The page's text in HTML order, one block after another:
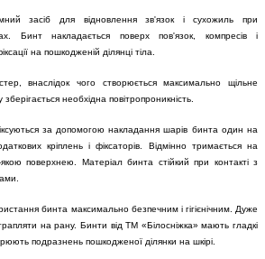
засіб для відновлення зв'язок і сухожиль при
Бинт накладається поверх пов'язок, компресів і
на пошкодженій ділянці тіла.
внаслідок чого створюється максимально щільне
необхідна повітропроникність.
за допомогою накладання шарів бинта один на
кріплень і фіксаторів. Відмінно тримається на
поверхнею. Матеріал бинта стійкий при контакті з
бинта максимально безпечним і гігієнічним. Дуже
на рану. Бинти від ТМ «Білосніжка» мають гладкі
подразнень пошкодженої ділянки на шкірі.